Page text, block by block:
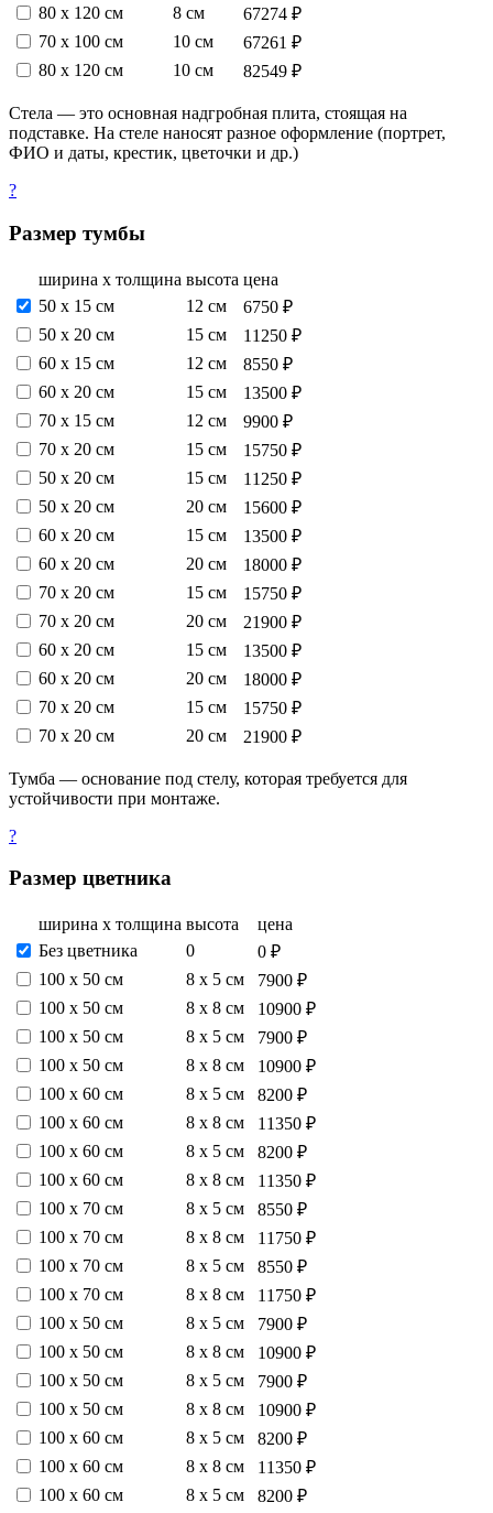
80 х 120 см
8 см
67274 ₽
70 х 100 см
10 см
67261 ₽
80 х 120 см
10 см 82549 ₽
Стела — это основная надгробная плита, стоящая на
подставке. На стеле наносят разное оформление (портрет,
ФИО и даты, крестик, цветочки и др.)
?
Размер тумбы
ширина х толщина высота цена
50 х 15 см
12 см
6750 ₽
50 х 20 см
15 см
11250 ₽
60 х 15 см
12 см
8550 ₽
60 х 20 см
15 см
13500 ₽
70 х 15 см
12 см
9900 ₽
70 х 20 см
15 см
15750 ₽
50 х 20 см
15 см
11250 ₽
50 х 20 см
20 см
15600 ₽
60 х 20 см
15 см
13500 ₽
60 х 20 см
20 см
18000 ₽
70 х 20 см
15 см
15750 ₽
70 х 20 см
20 см
21900 ₽
60 х 20 см
15 см
13500 ₽
60 х 20 см
20 см
18000 ₽
70 х 20 см
15 см
15750 ₽
70 х 20 см
20 см 21900 ₽
Тумба — основание под стелу, которая требуется для
устойчивости при монтаже.
?
Размер цветника
ширина х толщина высота
цена
Без цветника
0
0 ₽
100 х 50 см
8 х 5 см
7900 ₽
100 х 50 см
8 х 8 см
10900 ₽
100 х 50 см
8 х 5 см
7900 ₽
100 х 50 см
8 х 8 см
10900 ₽
100 х 60 см
8 х 5 см
8200 ₽
100 х 60 см
8 х 8 см
11350 ₽
100 х 60 см
8 х 5 см
8200 ₽
100 х 60 см
8 х 8 см
11350 ₽
100 х 70 см
8 х 5 см
8550 ₽
100 х 70 см
8 х 8 см
11750 ₽
100 х 70 см
8 х 5 см
8550 ₽
100 х 70 см
8 х 8 см
11750 ₽
100 х 50 см
8 х 5 см
7900 ₽
100 х 50 см
8 х 8 см
10900 ₽
100 х 50 см
8 х 5 см
7900 ₽
100 х 50 см
8 х 8 см
10900 ₽
100 х 60 см
8 х 5 см
8200 ₽
100 х 60 см
8 х 8 см
11350 ₽
100 х 60 см
8 х 5 см 8200 ₽